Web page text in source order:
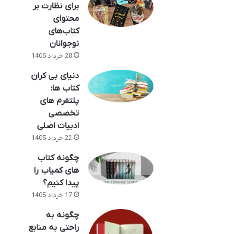
برای نظارت بر
محتوای
کتاب‌های
نوجوانان
28 خرداد 1405
دنیای بی کران
کتاب ها:
پلتفرم های
تخصصی
ادبیات اصلی
22 خرداد 1405
چگونه کتاب
های کمیاب را
پیدا کنیم؟
17 خرداد 1405
چگونه به
راحتی به منابع